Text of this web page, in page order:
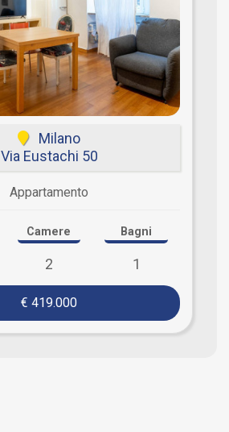
Milano
Via Eustachi 50
Appartamento
Camere
2
Bagni
1
€ 419.000